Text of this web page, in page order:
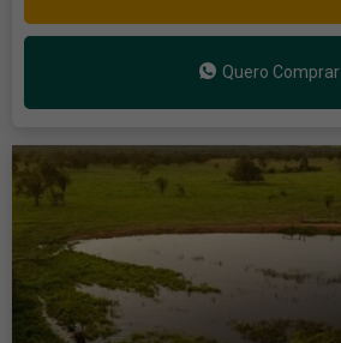
Quero Comprar